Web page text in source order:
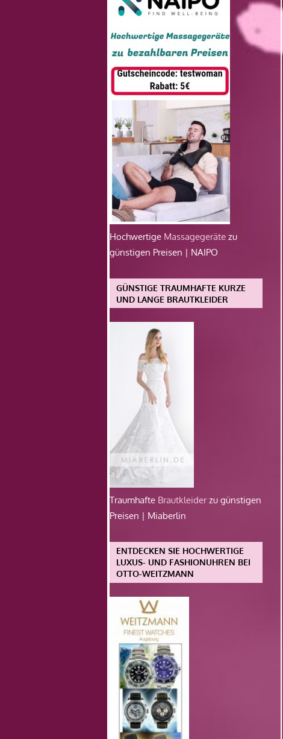
Hochwertige Massagegeräte zu
günstigen Preisen | NAIPO
GÜNSTIGE TRAUMHAFTE KURZE
UND LANGE BRAUTKLEIDER
Traumhafte Brautkleiderzu günstigen
Preisen | Miaberlin
ENTDECKEN SIE HOCHWERTIGE
LUXUS- UND FASHIONUHREN BEI
OTTO-WEITZMANN